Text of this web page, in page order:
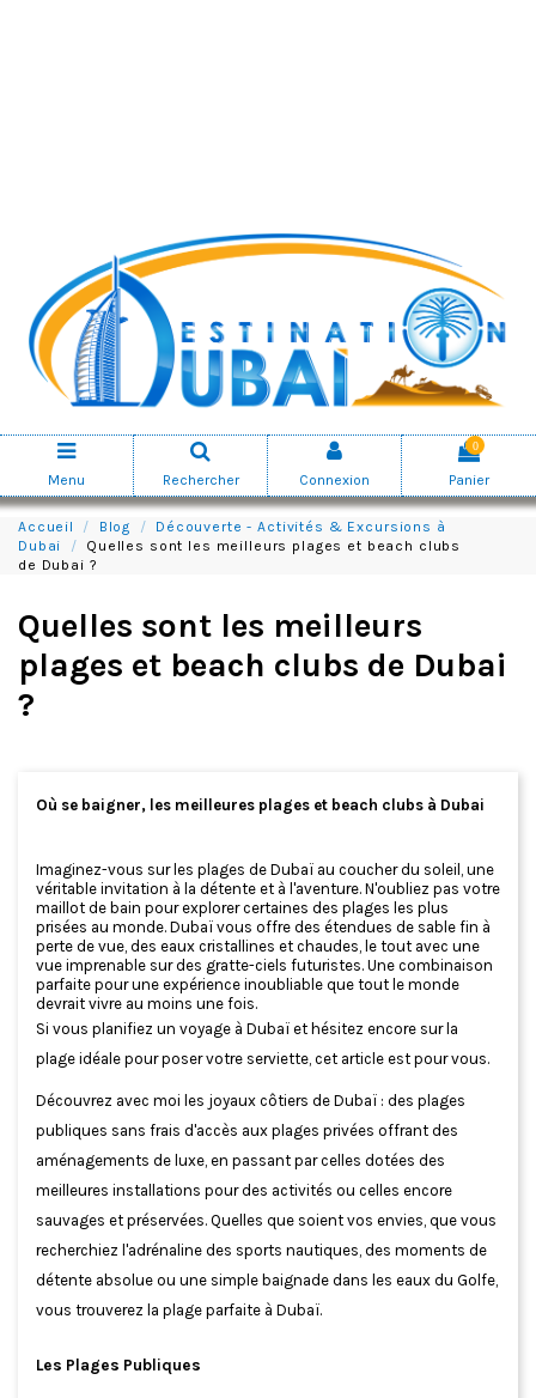
Menu Rechercher Connexion
0
Panier
Accueil Blog
Découverte - Activités & Excursions à
Dubai
Quelles sont les meilleurs plages et beach clubs
de Dubai ?
Quelles sont les meilleurs
plages et beach clubs de Dubai
?
Où se baigner, les meilleures plages et beach clubs à Dubai
Imaginez-vous sur les plages de Dubaï au coucher du soleil, une
véritable invitation à la détente et à l'aventure. N'oubliez pas votre
maillot de bain pour explorer certaines des plages les plus
prisées au monde. Dubaï vous offre des étendues de sable fin à
perte de vue, des eaux cristallines et chaudes, le tout avec une
vue imprenable sur des gratte-ciels futuristes. Une combinaison
parfaite pour une expérience inoubliable que tout le monde
devrait vivre au moins une fois.
Si vous planifiez un voyage à Dubaï et hésitez encore sur la
plage idéale pour poser votre serviette, cet article est pour vous.
Découvrez avec moi les joyaux côtiers de Dubaï : des plages
publiques sans frais d'accès aux plages privées offrant des
aménagements de luxe, en passant par celles dotées des
meilleures installations pour des activités ou celles encore
sauvages et préservées. Quelles que soient vos envies, que vous
recherchiez l'adrénaline des sports nautiques, des moments de
détente absolue ou une simple baignade dans les eaux du Golfe,
vous trouverez la plage parfaite à Dubaï.
Les Plages Publiques